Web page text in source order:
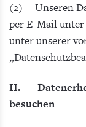
(2) Unseren
per E-Mail unter
unter unserer
II.
besuchen